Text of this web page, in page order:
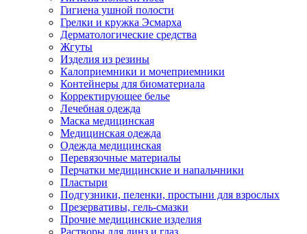
Гигиена ушной полости
Грелки и кружка Эсмарха
Дерматологические средства
Жгуты
Изделия из резины
Калоприемники и мочеприемники
Контейнеры для биоматериала
Корректирующее белье
Лечебная одежда
Маска медицинская
Медицинская одежда
Одежда медицинская
Перевязочные материалы
Перчатки медицинские и напальчники
Пластыри
Подгузники, пеленки, простыни для взрослых
Презервативы, гель-смазки
Прочие медицинские изделия
Растворы для линз и глаз